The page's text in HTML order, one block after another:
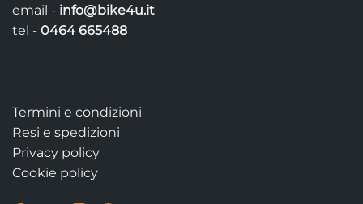
email - info@bike4u.it
tel - 0464 665488
Termini e condizioni
Resi e spedizioni
Privacy policy
Cookie policy